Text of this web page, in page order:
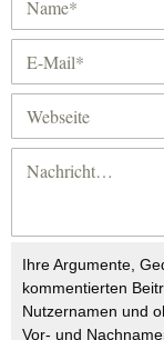
Ihre Argumente,
kommentierten
Nutzernamen und
Vor- und